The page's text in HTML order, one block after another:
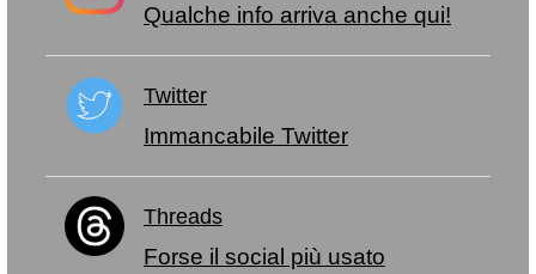
Qualche info arriva anche qui!
Twitter
Immancabile Twitter
Threads
Forse il social più usato